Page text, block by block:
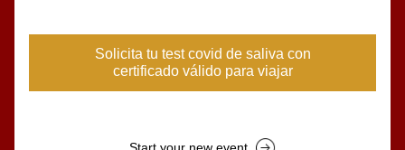
Solicita tu test covid de saliva con
certificado válido para viajar